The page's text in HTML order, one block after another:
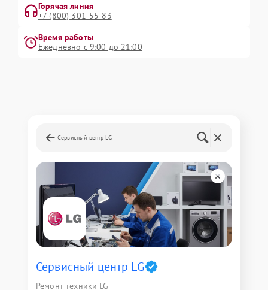
Горячая линия
+7 (800) 301-55-83
Время работы
Ежедневно с 9:00 до 21:00
Сервисный центр LG
Сервисный центр LG
Ремонт техники LG